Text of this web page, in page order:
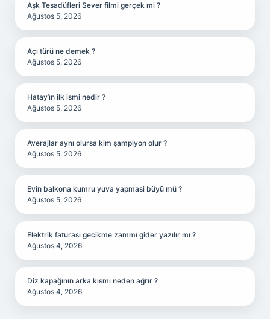
Aşk Tesadüfleri Sever filmi gerçek mi ?
Ağustos 5, 2026
Açı türü ne demek ?
Ağustos 5, 2026
Hatay’ın ilk ismi nedir ?
Ağustos 5, 2026
Averajlar aynı olursa kim şampiyon olur ?
Ağustos 5, 2026
Evin balkona kumru yuva yapmasi büyü mü ?
Ağustos 5, 2026
Elektrik faturası gecikme zammı gider yazılır mı ?
Ağustos 4, 2026
Diz kapağının arka kısmı neden ağrır ?
Ağustos 4, 2026